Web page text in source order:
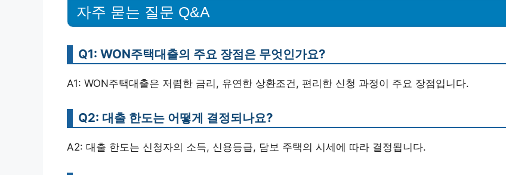
자주 묻는 질문 Q&A
Q1: WON주택대출의 주요 장점은 무엇인가요?
A1: WON주택대출은 저렴한 금리, 유연한 상환조건, 편리한 신청 과정이 주요 장점입니다.
Q2: 대출 한도는 어떻게 결정되나요?
A2: 대출 한도는 신청자의 소득, 신용등급, 담보 주택의 시세에 따라 결정됩니다.